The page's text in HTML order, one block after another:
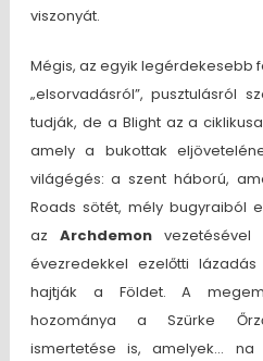
viszonyát.
Mégis, az egyik legérdekesebb
„elsorvadásról”, pusztulásról
tudják, de a Blight az a
amely a bukottak
világégés: a szent háború,
Roads sötét, mély bugyraiból
az Archdemonvezetésével
évezredekkel ezelőtti
hajtják a Földet. A
hozománya a Szürke
ismertetése is, amelyek…